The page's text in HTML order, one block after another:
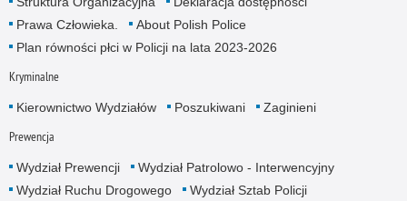
Prawa Człowieka.
About Polish Police
Plan równości płci w Policji na lata 2023-2026
Kryminalne
Kierownictwo Wydziałów Poszukiwani Zaginieni
Prewencja
Wydział Prewencji
Wydział Patrolowo - Interwencyjny
Wydział Ruchu Drogowego
Wydział Sztab Policji